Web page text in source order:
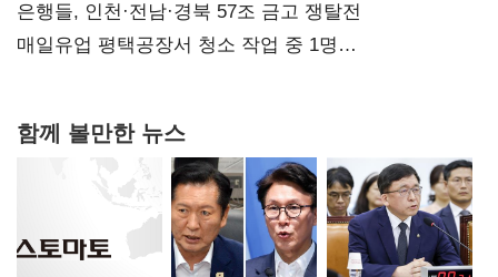
은행들, 인천·전남·경북 57조 금고 쟁탈전
매일유업 평택공장서 청소 작업 중 1명
함께 볼만한 뉴스